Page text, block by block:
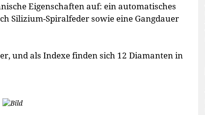
Eigenschaften auf: ein automatisches
Silizium-Spiralfeder sowie eine Gangdauer
und als Indexe finden sich 12 Diamanten in